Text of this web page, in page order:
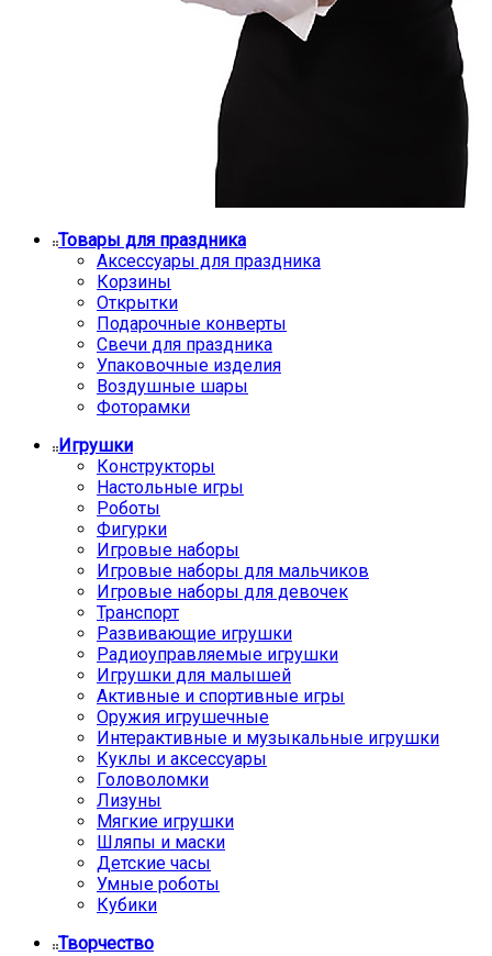
Товары для праздника
Аксессуары для праздника
Корзины
Открытки
Подарочные конверты
Свечи для праздника
Упаковочные изделия
Воздушные шары
Фоторамки
Игрушки
Конструкторы
Настольные игры
Роботы
Фигурки
Игровые наборы
Игровые наборы для мальчиков
Игровые наборы для девочек
Транспорт
Развивающие игрушки
Радиоуправляемые игрушки
Игрушки для малышей
Активные и спортивные игры
Оружия игрушечные
Интерактивные и музыкальные игрушки
Куклы и аксессуары
Головоломки
Лизуны
Мягкие игрушки
Шляпы и маски
Детские часы
Умные роботы
Кубики
Творчество